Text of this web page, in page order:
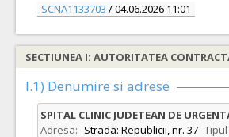
SCNA1133703 / 04.06.2026 11:01
SECTIUNEA I: AUTORITATEA
I.1) Denumire si adrese
SPITAL CLINIC JUDETEAN DE
Adresa: Strada: Republicii, nr. 37